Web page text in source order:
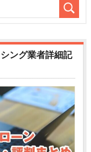
ング業者詳細記